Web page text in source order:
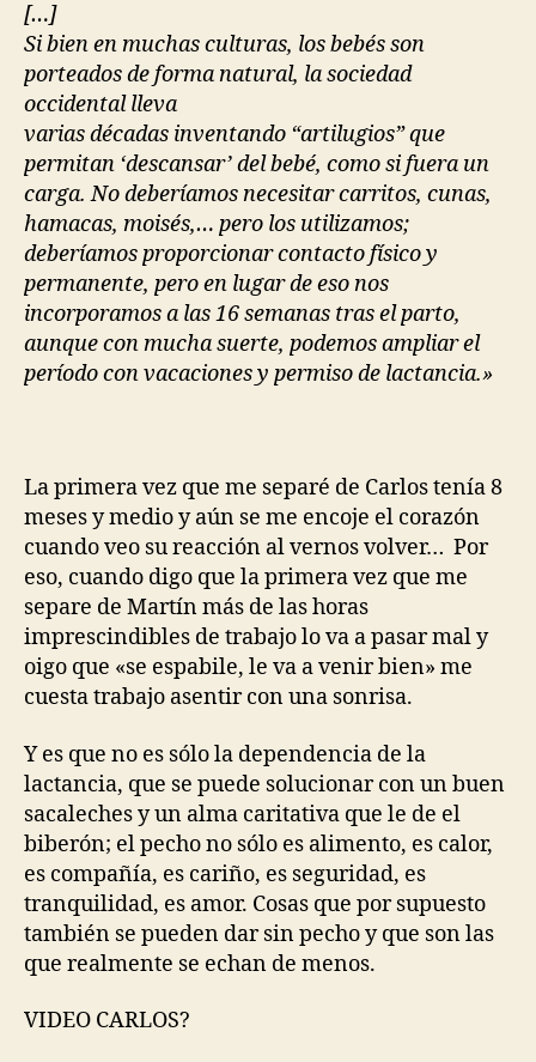
[…]
Si bien en muchas culturas, los bebés son
porteados de forma natural, la sociedad
occidental lleva
varias décadas inventando “artilugios” que
permitan ‘descansar’ del bebé, como si fuera un
carga. No deberíamos necesitar carritos, cunas,
hamacas, moisés,… pero los utilizamos;
deberíamos proporcionar contacto físico y
permanente, pero en lugar de eso nos
incorporamos a las 16 semanas tras el parto,
aunque con mucha suerte, podemos ampliar el
período con vacaciones y permiso de lactancia.»
La primera vez que me separé de Carlos tenía 8
meses y medio y aún se me encoje el corazón
cuando veo su reacción al vernos volver… Por
eso, cuando digo que la primera vez que me
separe de Martín más de las horas
imprescindibles de trabajo lo va a pasar mal y
oigo que «se espabile, le va a venir bien» me
cuesta trabajo asentir con una sonrisa.
Y es que no es sólo la dependencia de la
lactancia, que se puede solucionar con un buen
sacaleches y un alma caritativa que le de el
biberón; el pecho no sólo es alimento, es calor,
es compañía, es cariño, es seguridad, es
tranquilidad, es amor. Cosas que por supuesto
también se pueden dar sin pecho y que son las
que realmente se echan de menos.
VIDEO CARLOS?